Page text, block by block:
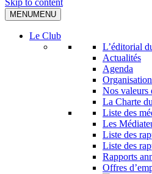
Skip to content
MENUMENU
Le Club
L’éditorial
Actualités
Agenda
Nos valeurs
La Charte
Liste des
Les
Liste des
Liste des
Rapports
Offres